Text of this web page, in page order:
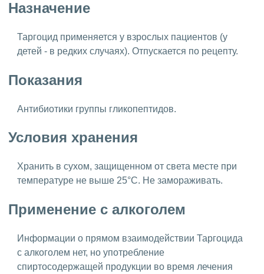
Назначение
Таргоцид применяется у взрослых пациентов (у
детей - в редких случаях). Отпускается по рецепту.
Показания
Антибиотики группы гликопептидов.
Условия хранения
Хранить в сухом, защищенном от света месте при
температуре не выше 25°C. Не замораживать.
Применение с алкоголем
Информации о прямом взаимодействии Таргоцида
с алкоголем нет, но употребление
спиртосодержащей продукции во время лечения